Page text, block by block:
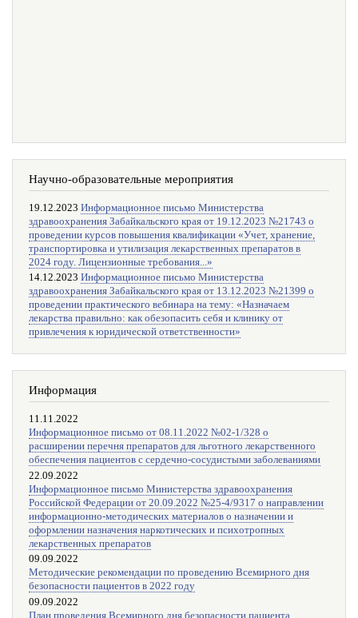
Научно-образовательные мероприятия
19.12.2023 Информационное письмо Министерства
здравоохранения Забайкальского края от 19.12.2023 №21743 о
проведении курсов повышения квалификации «Учет, хранение,
транспортировка и утилизация лекарственных препаратов в
2024 году. Лицензионные требования...»
14.12.2023 Информационное письмо Министерства
здравоохранения Забайкальского края от 13.12.2023 №21399 о
проведении практического вебинара на тему: «Назначаем
лекарства правильно: как обезопасить себя и клинику от
привлечения к юридической ответственности»
Информация
11.11.2022
Информационное письмо от 08.11.2022 №02-1/328 о
расширении перечня препаратов для льготного лекарственного
обеспечения пациентов с сердечно-сосудистыми заболеваниями
22.09.2022
Информационное письмо Министерства здравоохранения
Российской Федерации от 20.09.2022 №25-4/9317 о направлении
информационно-методических материалов о назначении и
оформлении назначения наркотических и психотропных
лекарственных препаратов
09.09.2022
Методические рекомендации по проведению Всемирного дня
безопасности пациентов в 2022 году
09.09.2022
План проведения Всемирного дня безопасности пациента